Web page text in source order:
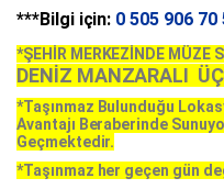
***Bilgi için: 0 505 906 70
*ŞEHİR MERKEZİNDE MÜZE
DENİZ MANZARALI
*Taşınmaz Bulunduğu
Avantajı Beraberinde
Geçmektedir.
*Taşınmaz her geçen gün